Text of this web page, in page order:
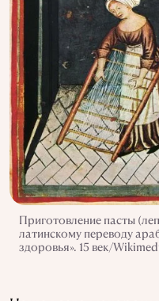
Приготовление пасты
латинскому переводу
здоровья». 15 век/